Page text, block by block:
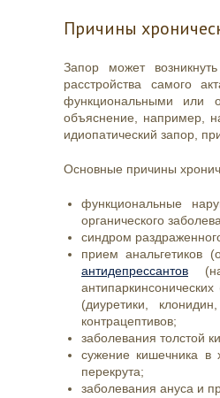
Причины
Запор может
расстройства самого
функциональными или
объяснение, например,
идиопатический запор,
Основные причины
функциональные
органического
синдром
прием анальгетиков
антидепрессантов
(диуретики,
контрацептивов;
заболевания толстой
сужение кишечника в
перекрута;
заболевания ануса и